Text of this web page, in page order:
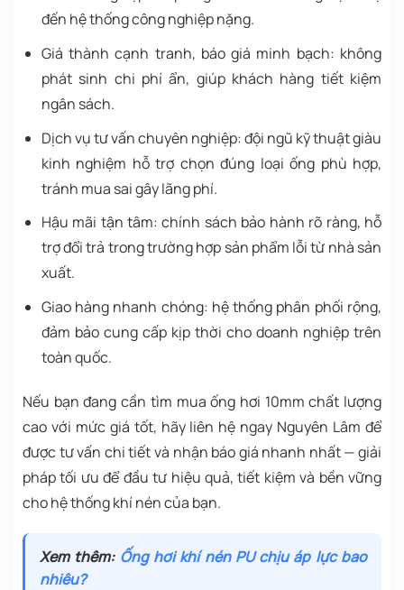
đến hệ thống công nghiệp nặng.
Giá thành cạnh tranh, báo giá minh bạch: không
phát sinh chi phí ẩn, giúp khách hàng tiết kiệm
ngân sách.
Dịch vụ tư vấn chuyên nghiệp:đội ngũ kỹ thuật giàu
kinh nghiệm hỗ trợ chọn đúng loại ống phù hợp,
tránh mua sai gây lãng phí.
Hậu mãi tận tâm: chính sách bảo hành rõ ràng, hỗ
trợ đổi trả trong trường hợp sản phẩm lỗi từ nhà sản
xuất.
Giao hàng nhanh chóng: hệ thống phân phối rộng,
đảm bảo cung cấp kịp thời cho doanh nghiệp trên
toàn quốc.
Nếu bạn đang cần tìm mua ống hơi 10mm chất lượng
cao với mức giá tốt, hãy liên hệ ngay Nguyên Lâm để
được tư vấn chi tiết và nhận báo giá nhanh nhất — giải
pháp tối ưu để đầu tư hiệu quả, tiết kiệm và bền vững
cho hệ thống khí nén của bạn.
Xem thêm: Ống hơi khí nén PU chịu áp lực bao
nhiêu?